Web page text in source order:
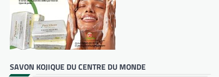
SAVON KOJIQUE DU CENTRE DU MONDE